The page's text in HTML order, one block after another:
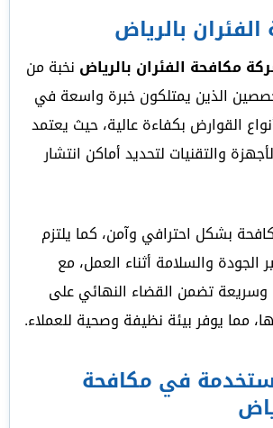
بالرياض
مكافحة الفئران بالرياض نخبة من
الذين يمتلكون خبرة واسعة في
القوارض بكفاءة عالية، حيث يعتمد
والتقنيات لتحديد أماكن انتشار
بشكل احترافي وآمن، كما يلتزم
الجودة والسلامة أثناء العمل، مع
وسريعة تضمن القضاء النهائي على
مما يوفر بيئة نظيفة وصحية للعملاء.
في مكافحة